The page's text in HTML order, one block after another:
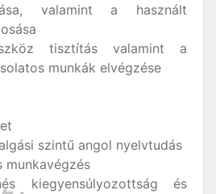
valamint a használt
tisztítás valamint a
munkák elvégzése
szintű angol nyelvtudás
munkavégzés
kiegyensúlyozottság és